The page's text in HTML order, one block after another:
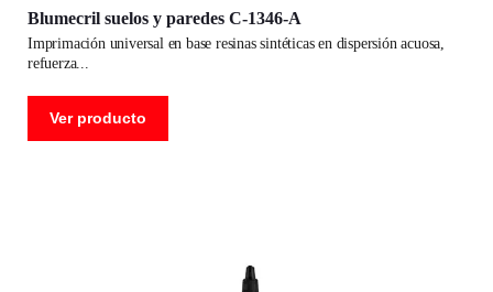
Blumecril suelos y paredes C-1346-A
imprimación universal en base resinas sintéticas en dispersión acuosa,
refuerza
Ver producto